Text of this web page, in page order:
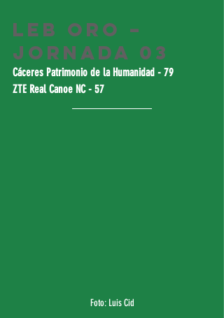
LEB Oro –
Jornada 03
Cáceres Patrimonio de la Humanidad - 79
ZTE Real Canoe NC - 57
Foto: Luis Cid